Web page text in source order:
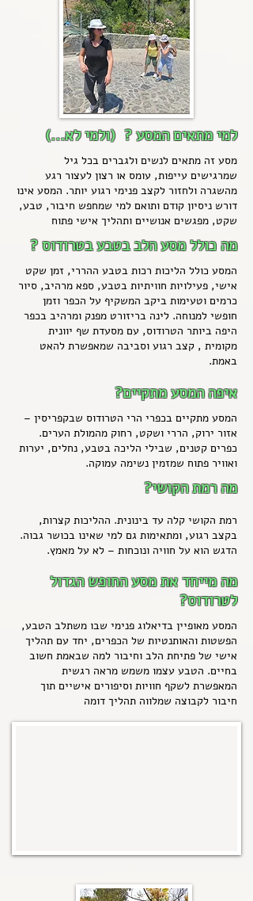
למי מתאים המסע ? (ולמי לא...)
מסע זה מתאים לנשים ולגברים בכל גיל
שמרגישים עייפות, עומס או רצון לעצור רגע
מהשגרה ולחזור לקצב פנימי רגוע יותר. המסע אינו
דורש ניסיון קודם ותואם למי שמחפש חיבור, טבע,
שקט, מפגשים אנושיים ותהליך אישי פתוח
מה כולל מסע הלב בטבע בטרודוס ?
המסע כולל הליכות רכות בטבע ההררי, זמן שקט
אישי, פעילויות חוויתיות בטבע, ספא מרהיב, סיור
כרמים וטעימות ביקב המשקיף על הכפר וזמן
חופשי למנוחה. לינה בריזורט מפנק ומרהיב בכפר
היפה ביותר הטרודוס, עם מסעדת שף יוונית
מקומית , קצב רגוע וסביבה שמאפשרת להאט
באמת.
איפה המסע מתקיים?
המסע מתקיים בכפרי הרי הטרודוס שבקפריסין –
אזור ירוק, הררי ושקט, רחוק מהמולת הערים.
כפרים קטנים, שבילי הליכה בטבע, נחלים, יערות
ואוויר פתוח שמזמין נשימה עמוקה.
מה רמת הקושי?
רמת הקושי קלה עד בינונית. ההליכות קצרות,
בקצב רגוע, ומתאימות גם למי שאינו בכושר גבוה.
הדגש הוא על חוויה ונוכחות – לא על מאמץ.
מה מייחד את מסע החופש הגדול
לטרודוס?
המסע מאופיין בדיאלוג פנימי שבו משתלב הטבע,
הפשטות והאותנטיות של הכפרים, יחד עם תהליך
אישי של פתיחת הלב וחיבור למה שבאמת חשוב
בחיים. הטבע עצמו משמש מראה רגשית
המאפשרת לשקף חוויות וסיפורים אישיים תוך
חיבור לקבוצה שמלווה תהליך דומה